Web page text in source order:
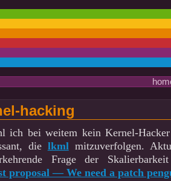
hacking
ich bei weitem kein Kernel-
die lkmlmitzuverfolgen.
Frage der
proposal — We need a patch